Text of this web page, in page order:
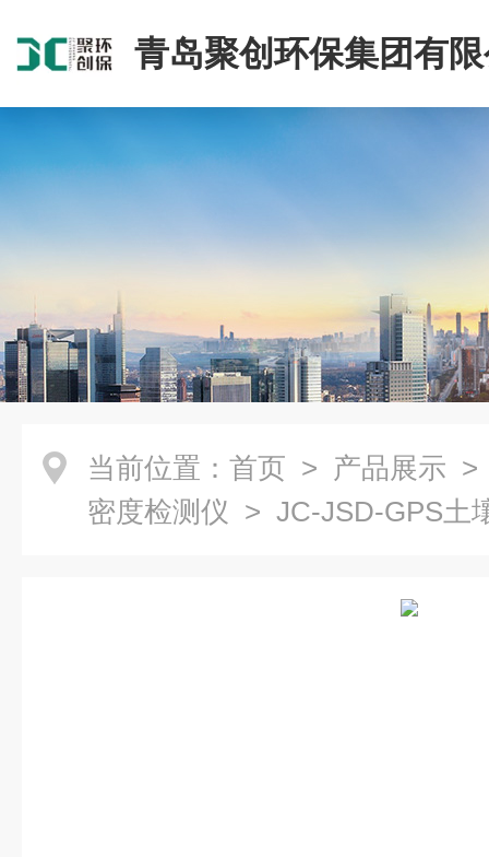
青岛聚创环保集团有
当前位置： 首页 > 产品展示
密度检测仪 > JC-JSD-GPS土